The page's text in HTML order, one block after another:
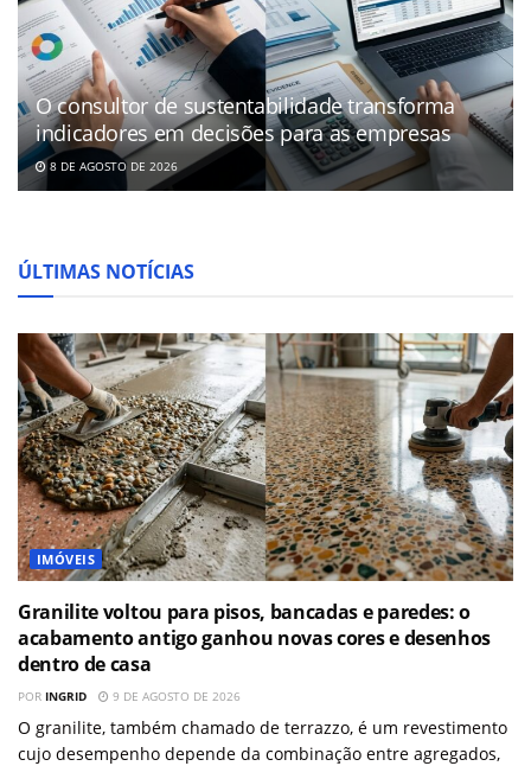
O consultor de sustentabilidade transforma
indicadores em decisões para as empresas
8 DE AGOSTO DE 2026
ÚLTIMAS NOTÍCIAS
IMÓVEIS
Granilite voltou para pisos, bancadas e paredes: o
acabamento antigo ganhou novas cores e desenhos
dentro de casa
POR INGRID 9 DE AGOSTO DE 2026
O granilite, também chamado de terrazzo, é um revestimento
cujo desempenho depende da combinação entre agregados,